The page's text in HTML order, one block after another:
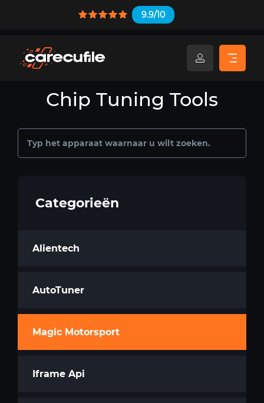
9.9/10
Chip Tuning Tools
Categorieën
Alientech
AutoTuner
Magic Motorsport
Iframe Api